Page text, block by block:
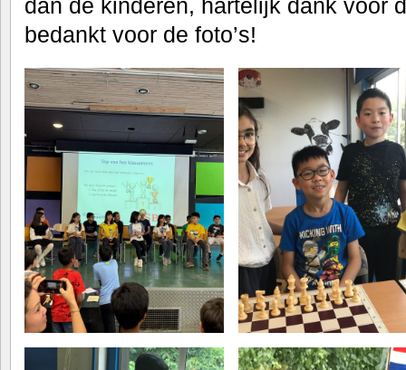
dan de kinderen, hartelijk dank voor
bedankt voor de foto’s!